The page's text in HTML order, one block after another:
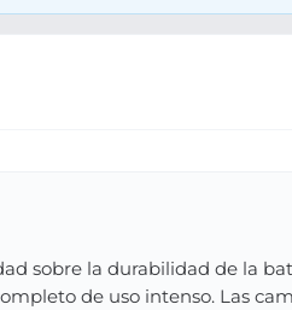
sobre la durabilidad de la
de uso intenso. Las